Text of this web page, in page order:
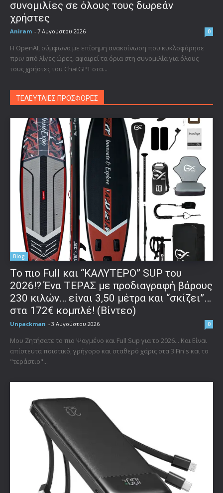
συνομιλίες σε όλους τους δωρεάν
χρήστες
Aniram - 7 Αυγούστου 2026 0
Η OpenAI, σύμφωνα με επίσημη ανακοίνωση που κυκλοφόρησε
πριν από λίγες ώρες, αφαιρεί τα όρια στη συνομιλία για όλους
τους χρήστες του ChatGPT στα...
ΤΕΛΕΥΤΑΙΕΣ ΠΡΟΣΦΟΡΕΣ
Blog
To πιο Full και “ΚΑΛΥΤΕΡΟ” SUP του
2026!? Ένα ΤΕΡΑΣ με προδιαγραφή βάρους
230 κιλών… είναι 3,50 μέτρα και “σκίζει”…
στα 172€ κομπλέ! (Βίντεο)
Unpackman - 3 Αυγούστου 2026 0
Μου Ζητήσατε το πιο Ψαγμένο και Full Sup για το 2026... Και Είναι
απίστευτα ποιοτικό, γρήγορο και σταθερό χάρις στα 3 Fin's και το
"τεράστιο"...